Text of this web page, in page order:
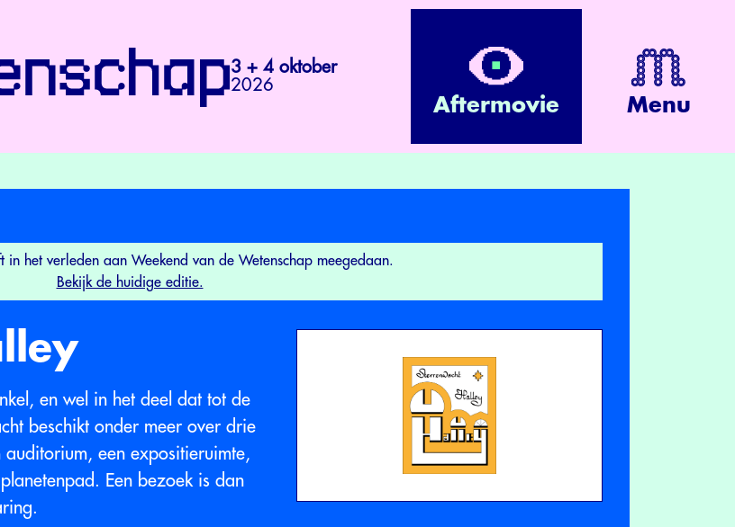
3 + 4 oktober
2026
Aftermovie Menu
in het verleden aan Weekend van de Wetenschap meegedaan.
Bekijk de huidige editie.
en wel in het deel dat tot de
beschikt onder meer over drie
auditorium, een expositieruimte,
Een bezoek is dan